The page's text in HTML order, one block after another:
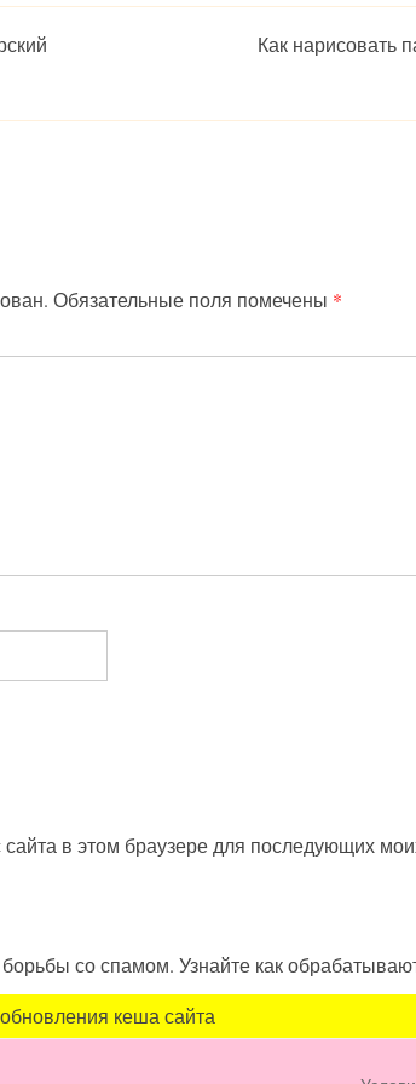
Как нарисовать
Обязательные поля помечены *
в этом браузере для последующих
борьбы со спамом. Узнайте как
кеша сайта